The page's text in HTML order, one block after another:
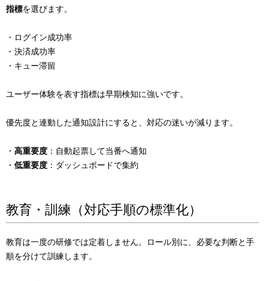
指標を選びます。
・ログイン成功率
・決済成功率
・キュー滞留
ユーザー体験を表す指標は早期検知に強いです。
優先度と連動した通知設計にすると、対応の迷いが減ります。
・ 高重要度 ：自動起票して当番へ通知
・ 低重要度 ：ダッシュボードで集約
教育・訓練（対応手順の標準化）
教育は一度の研修では定着しません。ロール別に、必要な判断と手
順を分けて訓練します。